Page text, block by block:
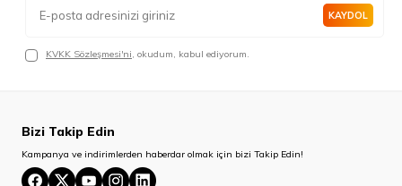
KAYDOL
KVKK Sözleşmesi'ni, okudum, kabul ediyorum.
Bizi Takip Edin
Kampanya ve indirimlerden haberdar olmak için bizi Takip Edin!